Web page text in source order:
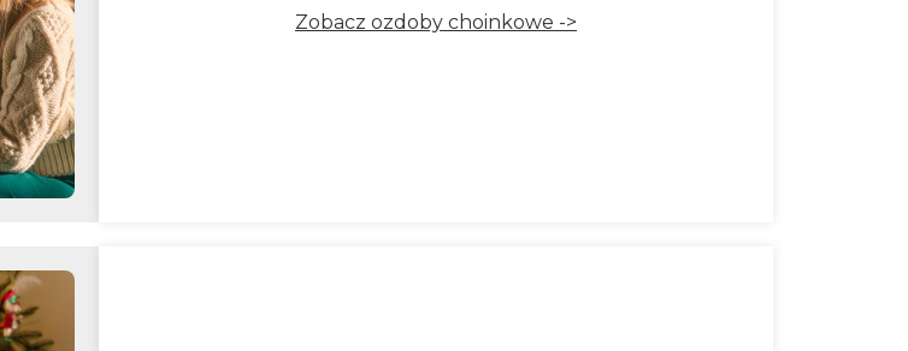
Zobacz ozdoby choinkowe ->